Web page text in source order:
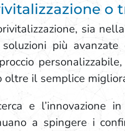
o
sia
più
oltre il semplice
e l’innovazione
a spingere i